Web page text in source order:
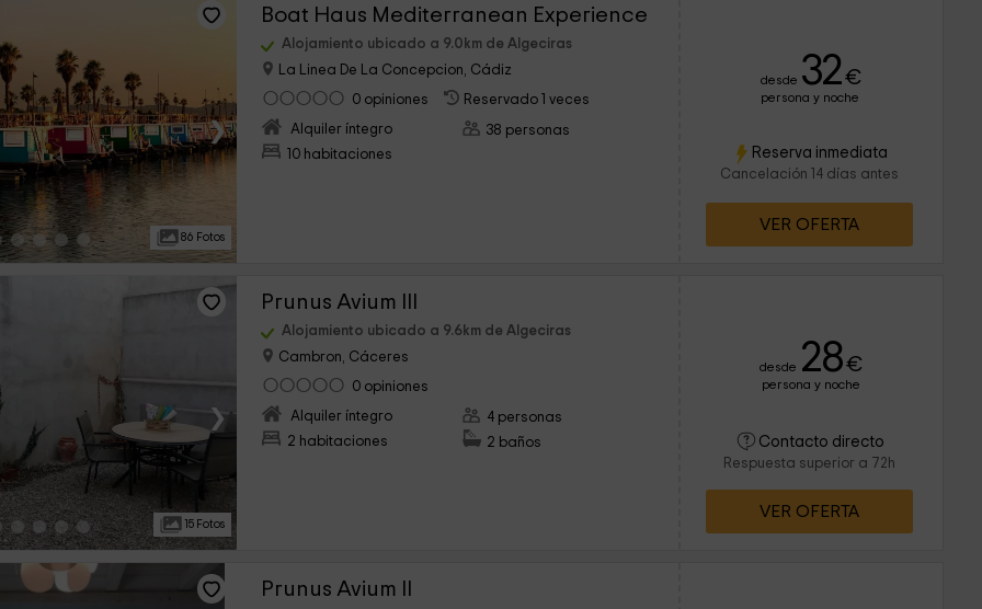
›
86 Fotos
Boat Haus Mediterranean Experience
Alojamiento ubicado a 9.0km de Algeciras
La Linea De La Concepcion, Cádiz
0 opiniones
Reservado 1 veces
Alquiler íntegro
10 habitaciones
38 personas
desde 32€
persona y noche
Reserva inmediata
Cancelación 14 días antes
VER OFERTA
›
15 Fotos
Prunus Avium III
Alojamiento ubicado a 9.6km de Algeciras
Cambron, Cáceres
0 opiniones
Alquiler íntegro
2 habitaciones
4 personas
2 baños
desde 28€
persona y noche
Contacto directo
Respuesta superior a 72h
VER OFERTA
Prunus Avium II